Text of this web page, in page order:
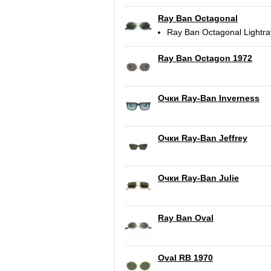
Ray Ban Octagonal
Ray Ban Octagonal
Ray Ban Octagon 1972
Очки Ray-Ban Inverness
Очки Ray-Ban Jeffrey
Очки Ray-Ban Julie
Ray Ban Oval
Oval RB 1970